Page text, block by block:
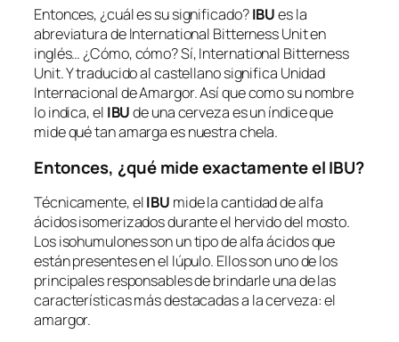
Entonces, ¿cuál es su significado?IBUes la
abreviatura de International Bitterness Unit en
inglés… ¿Cómo, cómo? Sí, International Bitterness
Unit. Y traducido al castellano significa Unidad
Internacional de Amargor. Así que como su nombre
lo indica, el IBUde una cerveza es un índice que
mide qué tan amarga es nuestra chela.
Entonces, ¿qué mide exactamente el IBU?
Técnicamente, elIBU mide la cantidad de alfa
ácidos isomerizados durante el hervido del mosto.
Los isohumulones son un tipo de alfa ácidos que
están presentes en el lúpulo. Ellos son uno de los
principales responsables de brindarle una de las
características más destacadas a la cerveza: el
amargor.